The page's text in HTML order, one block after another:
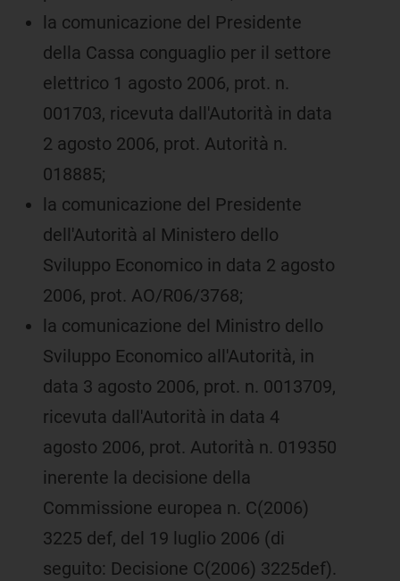
la comunicazione del Presidente
della Cassa conguaglio per il settore
elettrico 1 agosto 2006, prot. n.
001703, ricevuta dall'Autorità in data
2 agosto 2006, prot. Autorità n.
018885;
la comunicazione del Presidente
dell'Autorità al Ministero dello
Sviluppo Economico in data 2 agosto
2006, prot. AO/R06/3768;
la comunicazione del Ministro dello
Sviluppo Economico all'Autorità, in
data 3 agosto 2006, prot. n. 0013709,
ricevuta dall'Autorità in data 4
agosto 2006, prot. Autorità n. 019350
inerente la decisione della
Commissione europea n. C(2006)
3225 def, del 19 luglio 2006 (di
seguito: Decisione C(2006) 3225def).